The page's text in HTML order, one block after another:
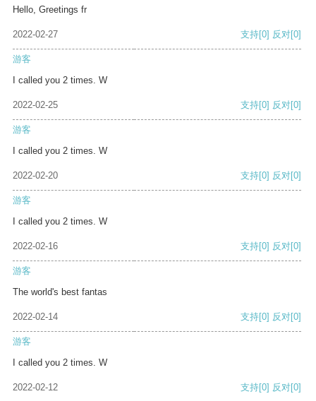
Hello, Greetings fr
2022-02-27 支持[0] 反对[0]
游客
I called you 2 times. W
2022-02-25 支持[0] 反对[0]
游客
I called you 2 times. W
2022-02-20 支持[0] 反对[0]
游客
I called you 2 times. W
2022-02-16 支持[0] 反对[0]
游客
The world's best fantas
2022-02-14 支持[0] 反对[0]
游客
I called you 2 times. W
2022-02-12 支持[0] 反对[0]